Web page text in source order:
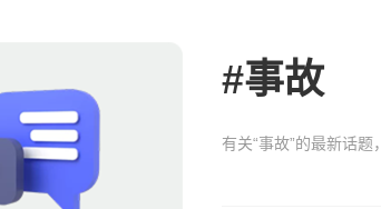
#事故
有关“事故”的最新话题，